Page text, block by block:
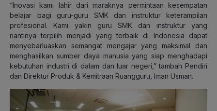
“Inovasi kami lahir dari maraknya permintaan kesempatan
belajar bagi guru-guru SMK dan instruktur keterampilan
profesional. Kami yakin guru SMK dan instruktur yang
nantinya terpilih menjadi yang terbaik di Indonesia dapat
menyebarluaskan semangat mengajar yang maksimal dan
menghasilkan sumber daya manusia yang siap menghadapi
kebutuhan industri di dalam dan luar negeri,” tambah Pendiri
dan Direktur Produk & Kemitraan Ruangguru, Iman Usman.